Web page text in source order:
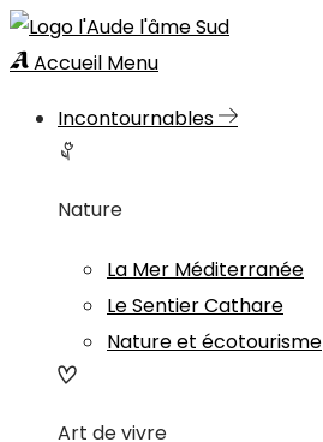
Accueil Menu
Incontournables
Nature
La Mer Méditerranée
Le Sentier Cathare
Nature et écotourisme
Art de vivre